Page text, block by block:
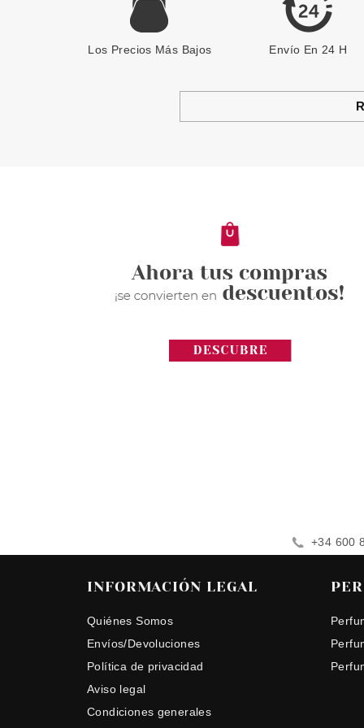
Los Precios Más Bajos Envío En 24 H
+34 600
INFORMACIÓN LEGAL
Quiénes Somos
Envíos/Devoluciones
Política de privacidad
Aviso legal
Condiciones generales